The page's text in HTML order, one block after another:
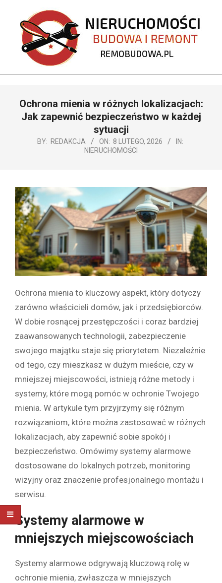
content
REMOBUDOWA.PL
NavigationOchrona mienia w różnych lokalizacjach:
Jak zapewnić bezpieczeństwo w każdej
sytuacji
BY: REDAKCJA ON: 8 LUTEGO, 2026
IN:
NIERUCHOMOŚCI
Ochrona mienia to kluczowy aspekt, który dotyczy
zarówno właścicieli domów, jak i przedsiębiorców.
W dobie rosnącej przestępczości i coraz bardziej
zaawansowanych technologii, zabezpieczenie
swojego majątku staje się priorytetem. Niezależnie
od tego, czy mieszkasz w dużym mieście, czy w
mniejszej miejscowości, istnieją różne metody i
systemy, które mogą pomóc w ochronie Twojego
mienia. W artykule tym przyjrzymy się różnym
rozwiązaniom, które można zastosować w różnych
lokalizacjach, aby zapewnić sobie spokój i
bezpieczeństwo. Omówimy systemy alarmowe
dostosowane do lokalnych potrzeb, monitoring
wizyjny oraz znaczenie profesjonalnego montażu i
serwisu.
Systemy alarmowe w
mniejszych miejscowościach
Systemy alarmowe odgrywają kluczową rolę w
ochronie mienia, zwłaszcza w mniejszych